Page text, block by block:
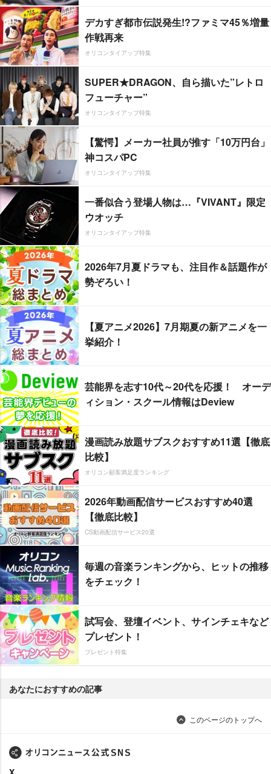
デカすぎ都市伝説発生!?ファミマ45％増量
作戦再来
オリコンタイアップ特集
SUPER★DRAGON、自ら描いた”レトロ
フューチャー”
オリコンタイアップ特集
【驚愕】メーカー社員が推す「10万円台」
神コスパPC
オリコンタイアップ特集
一番似合う登場人物は…『VIVANT』限定
ウオッチ
オリコンタイアップ特集
2026年7月夏ドラマも、注目作＆話題作が
勢ぞろい！
【夏アニメ2026】7月期夏の新アニメを一
挙紹介！
芸能界を志す10代～20代を応援！ オーデ
ィション・スクール情報はDeview
漫画読み放題サブスクおすすめ11選【徹底
比較】
オリコン顧客満足度ランキング
2026年動画配信サービスおすすめ40選
【徹底比較】
CS動画配信サービス20選
毎週の音楽ランキングから、ヒットの推移
をチェック！
試写会、登壇イベント、サインチェキなど
プレゼント！
プレゼント特集
あなたにおすすめの記事
このページのトップへ